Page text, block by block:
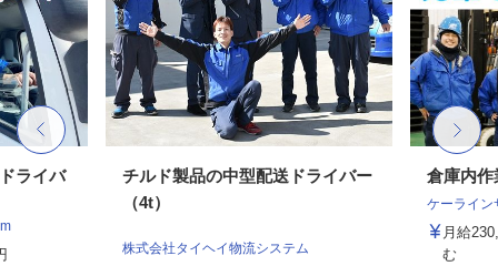
ライバ
チルド製品の中型配送ドライバー
（4t）
株式会社タイヘイ物流システム
倉庫内作
ケーライ
月給
む